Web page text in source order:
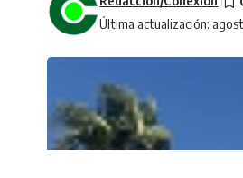
Última actualización: